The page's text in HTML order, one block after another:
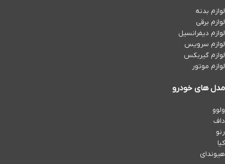
لوازم بدنه
لوازم برقی
لوازم دیفرانسیل
لوازم سرویس
لوازم گیربکس
لوازم موتور
مدل های خودرو
ولوو
داف
رنو
کیا
هیوندای